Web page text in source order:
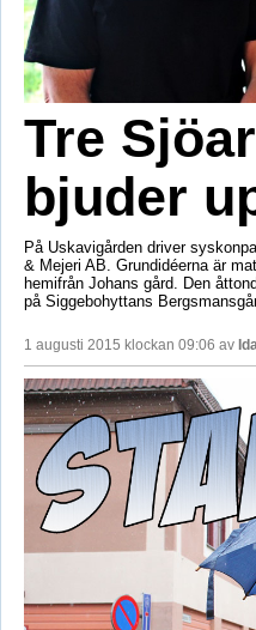
Tre
bjuder
På Uskavigården driver
& Mejeri AB. Grundidéerna är
hemifrån Johans gård. Den
på Siggebohyttans
1 augusti 2015 klockan 09:06 av